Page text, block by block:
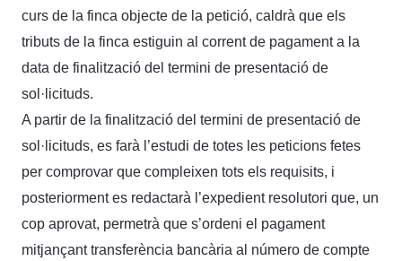
curs de la finca objecte de la petició, caldrà que els
tributs de la finca estiguin al corrent de pagament a la
data de finalització del termini de presentació de
sol·licituds.
A partir de la finalització del termini de presentació de
sol·licituds, es farà l’estudi de totes les peticions fetes
per comprovar que compleixen tots els requisits, i
posteriorment es redactarà l’expedient resolutori que, un
cop aprovat, permetrà que s’ordeni el pagament
mitjançant transferència bancària al número de compte